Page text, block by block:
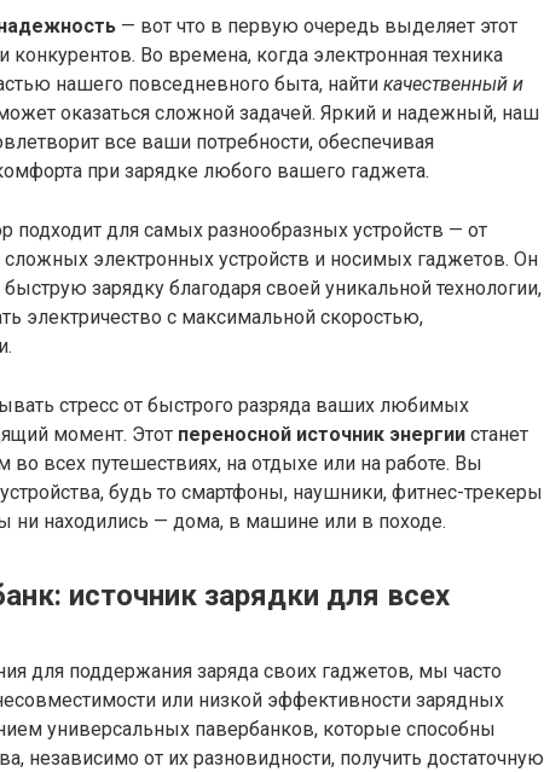
— вот что в первую очередь выделяет этот
конкурентов. Во времена, когда электронная техника
нашего повседневного быта, найти качественный и
оказаться сложной задачей. Яркий и надежный, наш
все ваши потребности, обеспечивая
при зарядке любого вашего гаджета.
подходит для самых разнообразных устройств — от
электронных устройств и носимых гаджетов. Он
зарядку благодаря своей уникальной технологии,
электричество с максимальной скоростью,
стресс от быстрого разряда ваших любимых
момент. Этот переносной источник энергии станет
всех путешествиях, на отдыхе или на работе. Вы
будь то смартфоны, наушники, фитнес-трекеры
ни находились — дома, в машине или в походе.
источник зарядки для всех
для поддержания заряда своих гаджетов, мы часто
или низкой эффективности зарядных
универсальных павербанков, которые способны
независимо от их разновидности, получить достаточную